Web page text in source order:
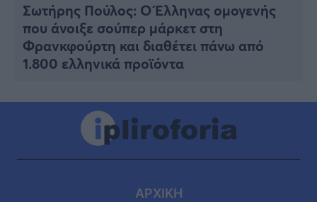
Σωτήρης Πούλος: Ο Έλληνας ομογενής
που άνοιξε σούπερ μάρκετ στη
Φρανκφούρτη και διαθέτει πάνω από
1.800 ελληνικά προϊόντα
ΑΡΧΙΚΗ